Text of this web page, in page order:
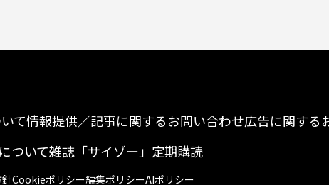
て情報提供／記事に関するお問い合わせ広告に関する
ついて雑誌「サイゾー」定期購読
Cookieポリシー編集ポリシーAIポリシー